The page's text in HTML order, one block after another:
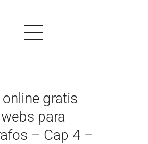
PRODUCTOS
EJEMPLOS
gratis
para
– Cap 4 –